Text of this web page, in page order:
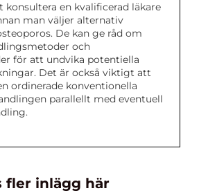
en kvalificerad läkare
man väljer alternativ
De kan ge råd om
och
för att undvika potentiella
Det är också viktigt att
ordinerade konventionella
parallellt med eventuell
fler inlägg här